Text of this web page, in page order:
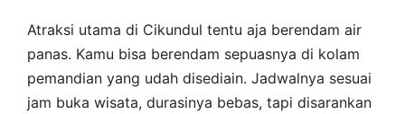
Atraksi utama di Cikundul tentu aja berendam air
panas. Kamu bisa berendam sepuasnya di kolam
pemandian yang udah disediain. Jadwalnya sesuai
jam buka wisata, durasinya bebas, tapi disarankan